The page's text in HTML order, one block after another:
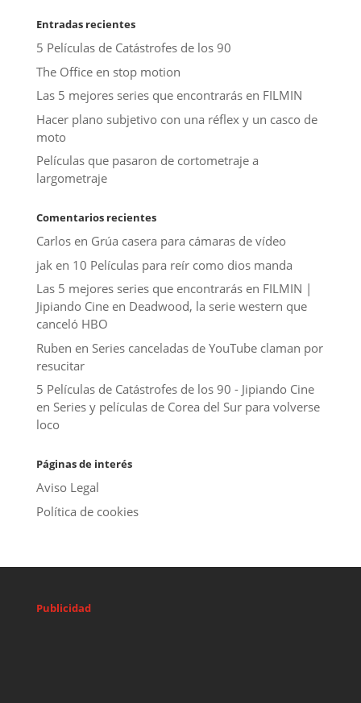
Entradas recientes
5 Películas de Catástrofes de los 90
The Office en stop motion
Las 5 mejores series que encontrarás en FILMIN
Hacer plano subjetivo con una réflex y un casco de
moto
Películas que pasaron de cortometraje a
largometraje
Comentarios recientes
Carlosen Grúa casera para cámaras de vídeo
jak en 10 Películas para reír como dios manda
Las 5 mejores series que encontrarás en FILMIN |
Jipiando Cineen Deadwood, la serie western que
canceló HBO
Ruben en Series canceladas de YouTube claman por
resucitar
5 Películas de Catástrofes de los 90 - Jipiando Cine
en Series y películas de Corea del Sur para volverse
loco
Páginas de interés
Aviso Legal
Política de cookies
Publicidad